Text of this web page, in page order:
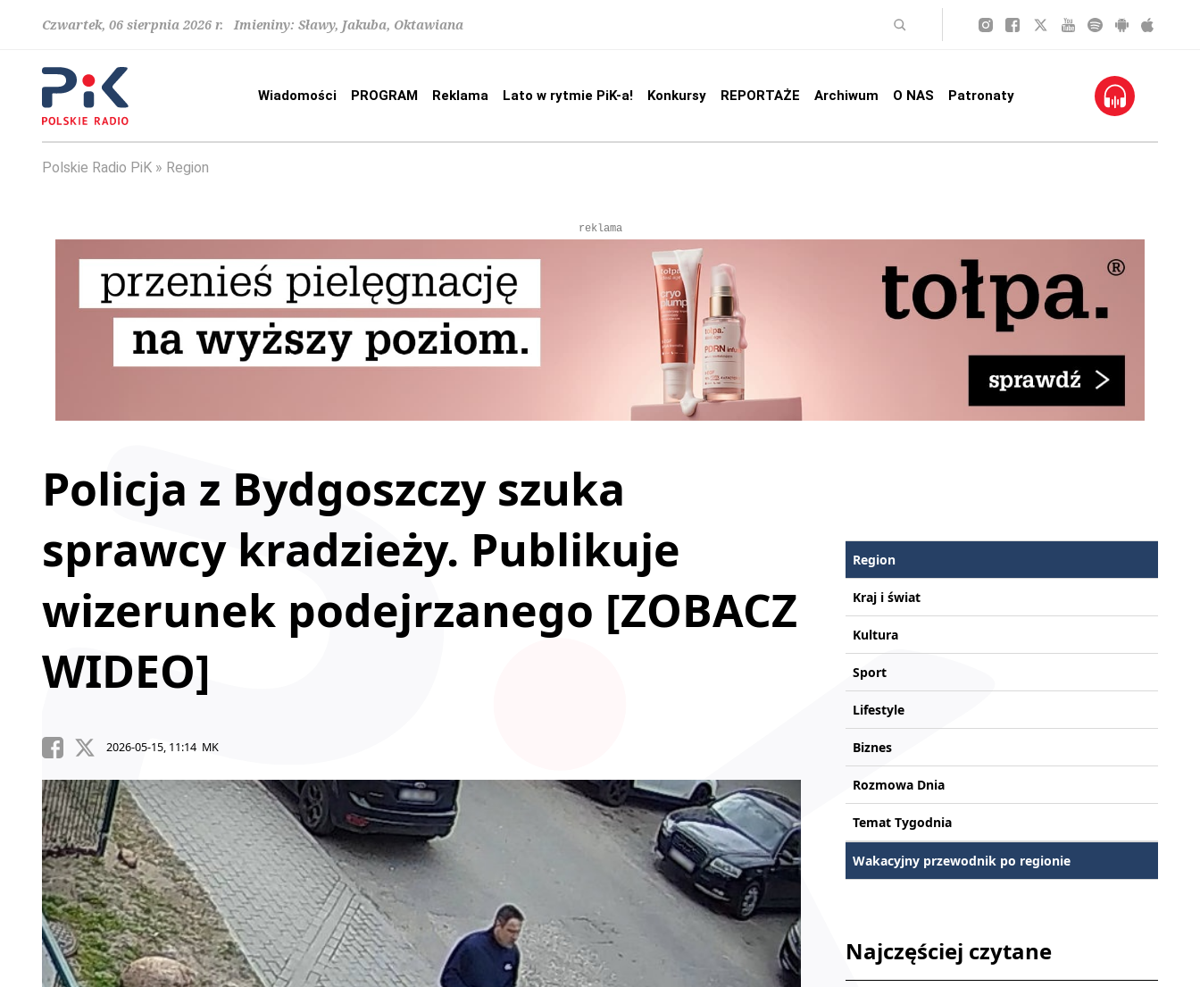
Czwartek, 06 sierpnia 2026 r. Imieniny: Sławy, Jakuba, Oktawiana
Wiadomości PROGRAM Reklama Lato w rytmie PiK-a! Konkursy REPORTAŻE Archiwum O NAS Patronaty
Polskie Radio PiK Region
reklama
Policja z Bydgoszczy szuka
sprawcy kradzieży. Publikuje
wizerunek podejrzanego [ZOBACZ
WIDEO]
2026-05-15, 11:14 MK
Region
Kraj i świat
Kultura
Sport
Lifestyle
Biznes
Rozmowa Dnia
Temat Tygodnia
Wakacyjny przewodnik po regionie
Najczęściej czytane